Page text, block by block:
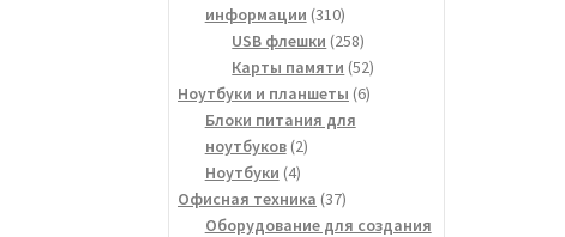
информации 310310
товаров
USB флешки 258258
товаров
Карты памяти 5252
товара
Ноутбуки и планшеты 66
Блоки питания для
ноутбуков 22
Ноутбуки 44
товара
Офисная техника 3737
товаров
Оборудование для создания